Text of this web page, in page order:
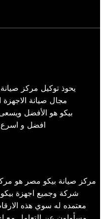
يحوذ توكيل مركز
مجال صيانة الاجهزة
بيكو هو الأفضل
افضل و اسرع
مركز صيانة بيكو مصر هو
شركة وجميع اجهزة